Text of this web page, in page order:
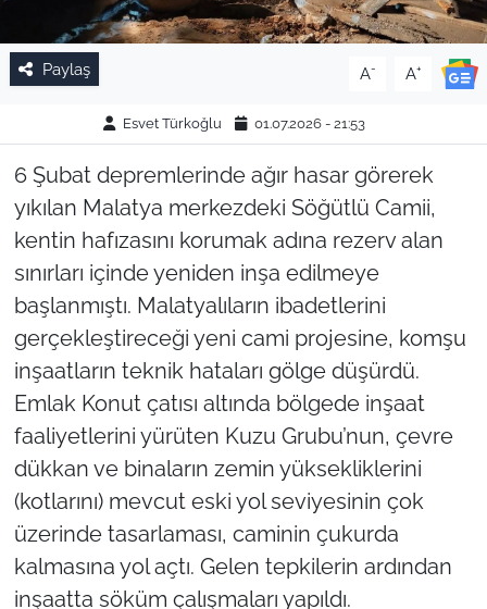
Paylaş A- A+
Esvet Türkoğlu 01.07.2026 - 21:53
6 Şubat depremlerinde ağır hasar görerek
yıkılan Malatya merkezdeki Söğütlü Camii,
kentin hafızasını korumak adına rezerv alan
sınırları içinde yeniden inşa edilmeye
başlanmıştı. Malatyalıların ibadetlerini
gerçekleştireceği yeni cami projesine, komşu
inşaatların teknik hataları gölge düşürdü.
Emlak Konut çatısı altında bölgede inşaat
faaliyetlerini yürüten Kuzu Grubu’nun, çevre
dükkan ve binaların zemin yüksekliklerini
(kotlarını) mevcut eski yol seviyesinin çok
üzerinde tasarlaması, caminin çukurda
kalmasına yol açtı. Gelen tepkilerin ardından
inşaatta söküm çalışmaları yapıldı.